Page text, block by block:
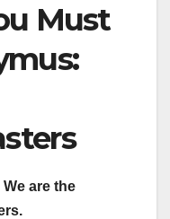
Must
are the